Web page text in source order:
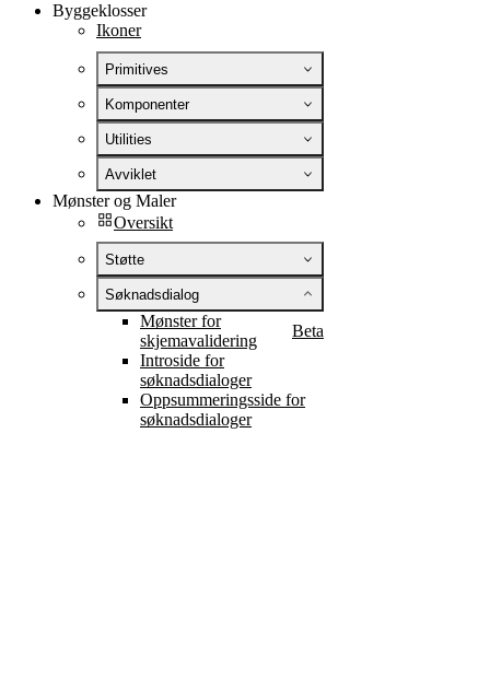
Byggeklosser
Ikoner
Primitives
Komponenter
Utilities
Avviklet
Mønster og Maler
Oversikt
Støtte
Søknadsdialog
Mønster for
skjemavalidering
Beta
Introside for
søknadsdialoger
Oppsummeringsside for
søknadsdialoger